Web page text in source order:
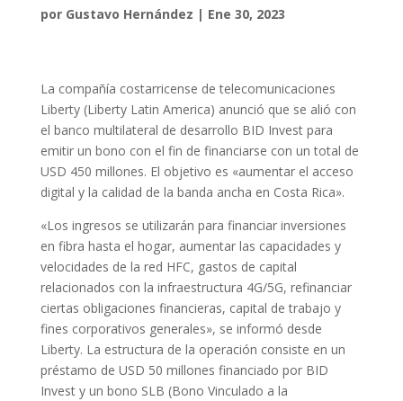
por Gustavo Hernández | Ene 30, 2023
La compañía costarricense de telecomunicaciones
Liberty (Liberty Latin America) anunció que se alió con
el banco multilateral de desarrollo BID Invest para
emitir un bono con el fin de financiarse con un total de
USD 450 millones. El objetivo es «aumentar el acceso
digital y la calidad de la banda ancha en Costa Rica».
«Los ingresos se utilizarán para financiar inversiones
en fibra hasta el hogar, aumentar las capacidades y
velocidades de la red HFC, gastos de capital
relacionados con la infraestructura 4G/5G, refinanciar
ciertas obligaciones financieras, capital de trabajo y
fines corporativos generales», se informó desde
Liberty. La estructura de la operación consiste en un
préstamo de USD 50 millones financiado por BID
Invest y un bono SLB (Bono Vinculado a la